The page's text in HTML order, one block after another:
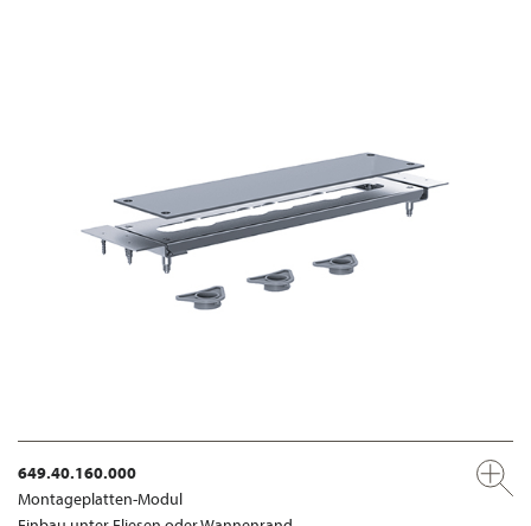
649.40.160.000
Montageplatten-Modul